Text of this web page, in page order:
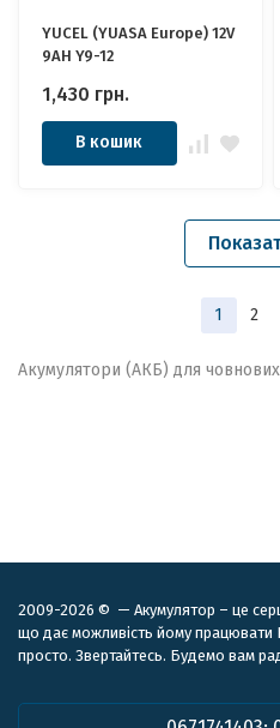
YUCEL (YUASA Europe) 12V
9AH Y9-12
1,430 грн.
В кошик
1 2
Акумулятори (АКБ) для
2009-2026 © — Акумулятор – це
що дає можливість йому працювати
просто. Звертайтесь. Будемо вам